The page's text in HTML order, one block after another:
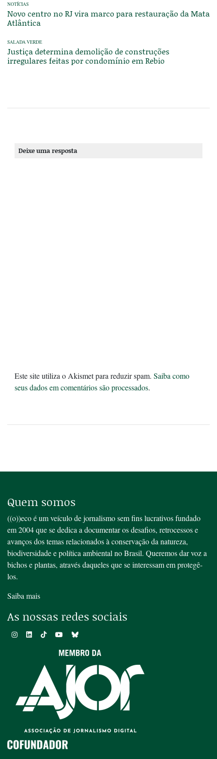
NOTÍCIAS
Novo centro no RJ vira marco para restauração da Mata
Atlântica
SALADA VERDE
Justiça determina demolição de construções
irregulares feitas por condomínio em Rebio
Deixe uma resposta
Este site utiliza o Akismet para reduzir spam. Saiba como
seus dados em comentários são processados.
Quem somos
((o))eco é um veículo de jornalismo sem fins lucrativos fundado
em 2004 que se dedica a documentar os desafios, retrocessos e
avanços dos temas relacionados à conservação da natureza,
biodiversidade e política ambiental no Brasil. Queremos dar voz a
bichos e plantas, através daqueles que se interessam em protegê-
los.
Saiba mais
As nossas redes sociais